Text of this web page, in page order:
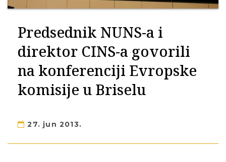
Predsednik NUNS-a i
direktor CINS-a govorili
na konferenciji Evropske
komisije u Briselu
27. jun 2013.